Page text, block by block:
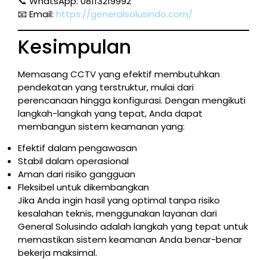
📧 Email: https://generalsolusindo.com/
Kesimpulan
Memasang CCTV yang efektif membutuhkan
pendekatan yang terstruktur, mulai dari
perencanaan hingga konfigurasi. Dengan mengikuti
langkah-langkah yang tepat, Anda dapat
membangun sistem keamanan yang:
Efektif dalam pengawasan
Stabil dalam operasional
Aman dari risiko gangguan
Fleksibel untuk dikembangkan
Jika Anda ingin hasil yang optimal tanpa risiko
kesalahan teknis, menggunakan layanan dari
General Solusindo adalah langkah yang tepat untuk
memastikan sistem keamanan Anda benar-benar
bekerja maksimal.